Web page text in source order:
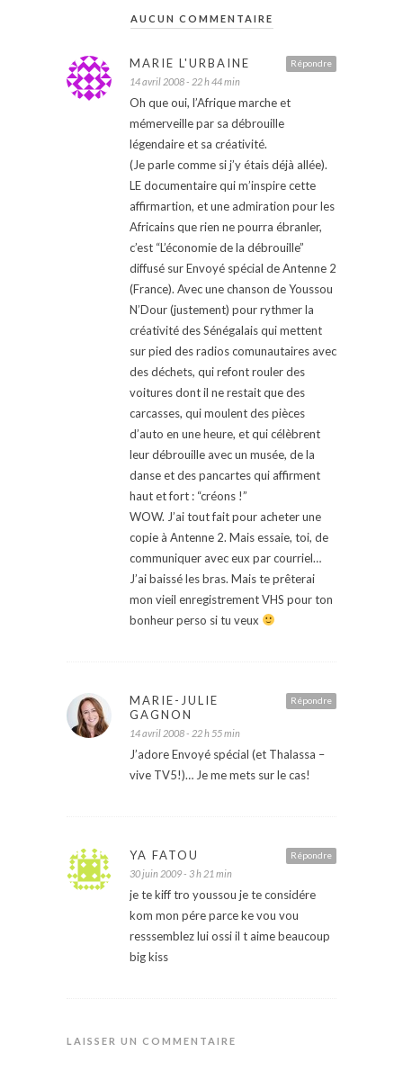
AUCUN COMMENTAIRE
Répondre
MARIE L'URBAINE
14 avril 2008 - 22 h 44 min
Oh que oui, l’Afrique marche et
mémerveille par sa débrouille
légendaire et sa créativité.
(Je parle comme si j’y étais déjà allée).
LE documentaire qui m’inspire cette
affirmartion, et une admiration pour les
Africains que rien ne pourra ébranler,
c’est “L’économie de la débrouille”
diffusé sur Envoyé spécial de Antenne 2
(France). Avec une chanson de Youssou
N’Dour (justement) pour rythmer la
créativité des Sénégalais qui mettent
sur pied des radios comunautaires avec
des déchets, qui refont rouler des
voitures dont il ne restait que des
carcasses, qui moulent des pièces
d’auto en une heure, et qui célèbrent
leur débrouille avec un musée, de la
danse et des pancartes qui affirment
haut et fort : “créons !”
WOW. J’ai tout fait pour acheter une
copie à Antenne 2. Mais essaie, toi, de
communiquer avec eux par courriel…
J’ai baissé les bras. Mais te prêterai
mon vieil enregistrement VHS pour ton
bonheur perso si tu veux
Répondre
MARIE-JULIE
GAGNON
14 avril 2008 - 22 h 55 min
J’adore Envoyé spécial (et Thalassa –
vive TV5!)… Je me mets sur le cas!
Répondre
YA FATOU
30 juin 2009 - 3 h 21 min
je te kiff tro youssou je te considére
kom mon pére parce ke vou vou
resssemblez lui ossi il t aime beaucoup
big kiss
LAISSER UN COMMENTAIRE